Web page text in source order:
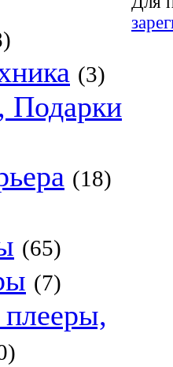
(3)
Подарки
(18)
(65)
(7)